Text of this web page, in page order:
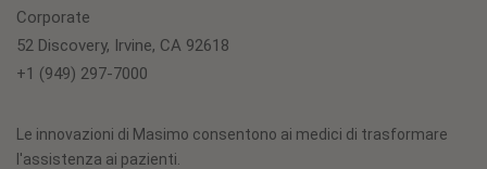
Corporate
52 Discovery, Irvine, CA 92618
+1 (949) 297-7000
Le innovazioni di Masimo consentono ai medici di trasformare
l'assistenza ai pazienti.